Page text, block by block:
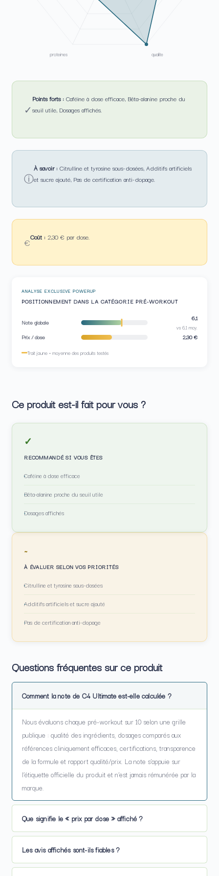
qualite
proteines
✓
Points forts : Caféine à dose efficace, Bêta-alanine proche du
seuil utile, Dosages affichés.
ⓘ
À savoir : Citrulline et tyrosine sous-dosées, Additifs artificiels
et sucre ajouté, Pas de certification anti-dopage.
€Coût : 2,30 € par dose.
ANALYSE EXCLUSIVE POWERUP
POSITIONNEMENT DANS LA CATÉGORIE PRÉ-WORKOUT
Note globale 6,1
vs 6,1 moy.
Prix / dose 2,30 €
Trait jaune = moyenne des produits testés
Ce produit est-il fait pour vous ?
✓
RECOMMANDÉ SI VOUS ÊTES
Caféine à dose efficace
Bêta-alanine proche du seuil utile
Dosages affichés
~
À ÉVALUER SELON VOS PRIORITÉS
Citrulline et tyrosine sous-dosées
Additifs artificiels et sucre ajouté
Pas de certification anti-dopage
Questions fréquentes sur ce produit
Comment la note de C4 Ultimate est-elle calculée ?
Nous évaluons chaque pré-workout sur 10 selon une grille
publique : qualité des ingrédients, dosages comparés aux
références cliniquement efficaces, certifications, transparence
de la formule et rapport qualité/prix. La note s’appuie sur
l’étiquette officielle du produit et n’est jamais rémunérée par la
marque.
Que signifie le « prix par dose » affiché ?
Les avis affichés sont-ils fiables ?